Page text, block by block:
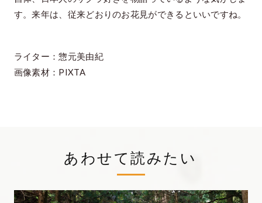
す。来年は、従来どおりのお花見ができるといいですね。
ライター：惣元美由紀
画像素材：PIXTA
あわせて読みたい